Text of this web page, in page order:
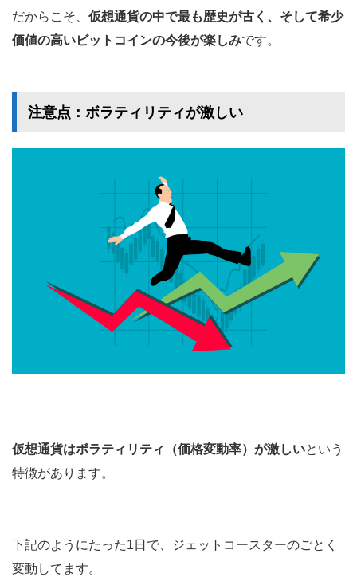
だからこそ、 仮想通貨の中で最も歴史が古く、そして希少
価値の高いビットコインの今後が楽しみです。
注意点：ボラティリティが激しい
仮想通貨はボラティリティ（価格変動率）が激しいという
特徴があります。
下記のようにたった1日で、ジェットコースターのごとく
変動してます。